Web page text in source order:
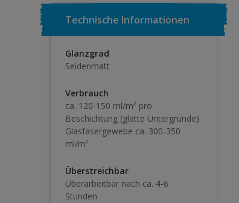
Technische Informationen
Glanzgrad
Seidenmatt
Verbrauch
ca. 120-150 ml/m² pro
Beschichtung (glatte Untergründe)
Glasfasergewebe ca. 300-350
ml/m²
Überstreichbar
Überarbeitbar nach ca. 4-6
Stunden